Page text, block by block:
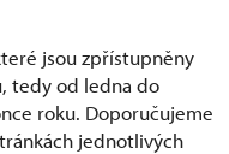
jsou zpřístupněny
tedy od ledna do
roku. Doporučujeme
jednotlivých